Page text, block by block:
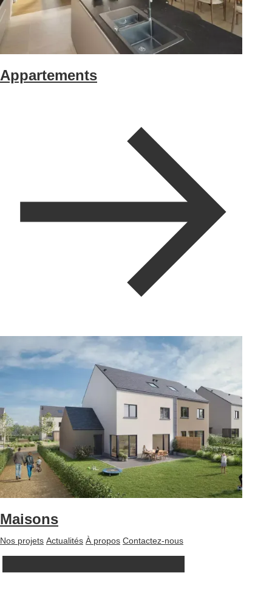
Appartements
Maisons
Nos projets Actualités À propos Contactez-nous